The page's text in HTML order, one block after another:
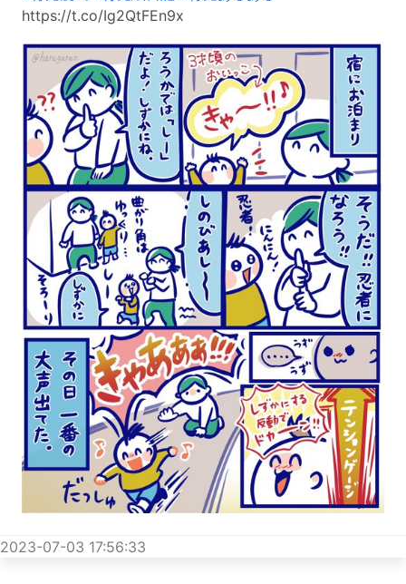
https://t.co/Ig2QtFEn9x
2023-07-03 17:56:33